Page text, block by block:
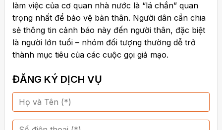
làm việc của cơ quan nhà nước là “lá chắn” quan
trọng nhất để bảo vệ bản thân. Người dân cần chia
sẻ thông tin cảnh báo này đến người thân, đặc biệt
là người lớn tuổi – nhóm đối tượng thường dễ trở
thành mục tiêu của các cuộc gọi giả mạo.
ĐĂNG KÝ DỊCH VỤ